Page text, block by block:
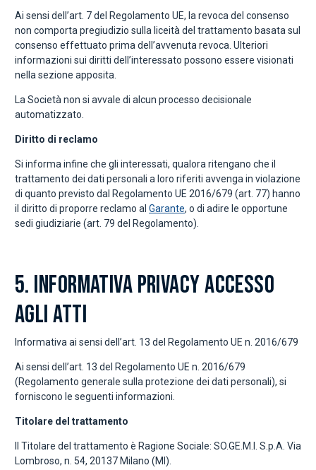
Ai sensi dell’art. 7 del Regolamento UE, la revoca del consenso
non comporta pregiudizio sulla liceità del trattamento basata sul
consenso effettuato prima dell’avvenuta revoca. Ulteriori
informazioni sui diritti dell’interessato possono essere visionati
nella sezione apposita.
La Società non si avvale di alcun processo decisionale
automatizzato.
Diritto di reclamo
Si informa infine che gli interessati, qualora ritengano che il
trattamento dei dati personali a loro riferiti avvenga in violazione
di quanto previsto dal Regolamento UE 2016/679 (art. 77) hanno
il diritto di proporre reclamo al Garante, o di adire le opportune
sedi giudiziarie (art. 79 del Regolamento).
5. INFORMATIVA PRIVACY ACCESSO
AGLI ATTI
Informativa ai sensi dell’art. 13 del Regolamento UE n. 2016/679
Ai sensi dell’art. 13 del Regolamento UE n. 2016/679
(Regolamento generale sulla protezione dei dati personali), si
forniscono le seguenti informazioni.
Titolare del trattamento
Il Titolare del trattamento è Ragione Sociale: SO.GE.M.I. S.p.A. Via
Lombroso, n. 54, 20137 Milano (MI).